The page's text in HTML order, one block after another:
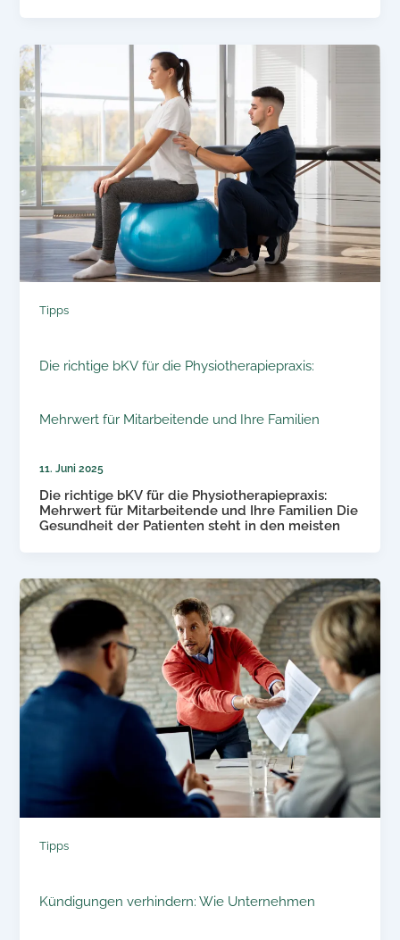
Tipps
Die richtige bKV für die Physiotherapiepraxis:
Mehrwert für Mitarbeitende und Ihre Familien
11. Juni 2025
Die richtige bKV für die Physiotherapiepraxis:
Mehrwert für Mitarbeitende und Ihre Familien Die
Gesundheit der Patienten steht in den meisten
Tipps
Kündigungen verhindern: Wie Unternehmen